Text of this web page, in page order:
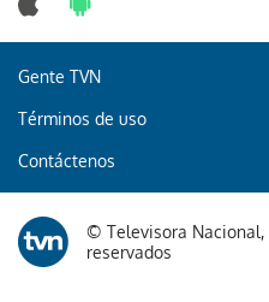
Gente TVN
Términos de uso
Contáctenos
© Televisora Nacional,
reservados